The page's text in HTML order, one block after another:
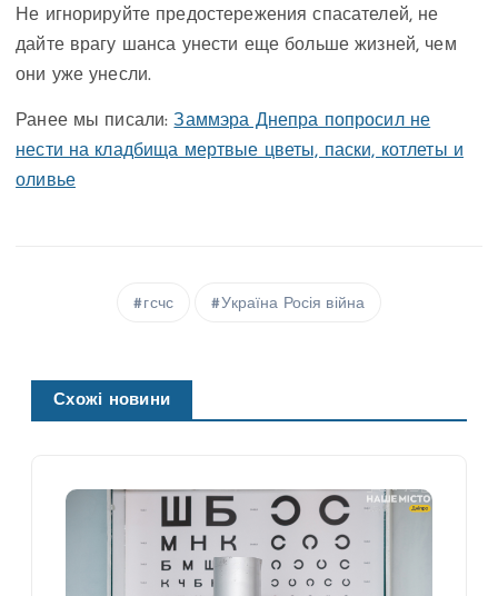
Не игнорируйте предостережения спасателей, не
дайте врагу шанса унести еще больше жизней, чем
они уже унесли.
Ранее мы писали:Заммэра Днепра попросил не
нести на кладбища мертвые цветы, паски, котлеты и
оливье
гсчс Україна Росія війна
Схожі новини